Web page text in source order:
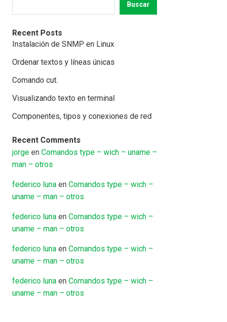
Buscar
Recent Posts
Instalación de SNMP en Linux
Ordenar textos y líneas únicas
Comando cut.
Visualizando texto en terminal
Componentes, tipos y conexiones de red
Recent Comments
jorge en Comandos type – wich – uname –
man – otros
federico luna en Comandos type – wich –
uname – man – otros
federico luna en Comandos type – wich –
uname – man – otros
federico luna en Comandos type – wich –
uname – man – otros
federico luna en Comandos type – wich –
uname – man – otros